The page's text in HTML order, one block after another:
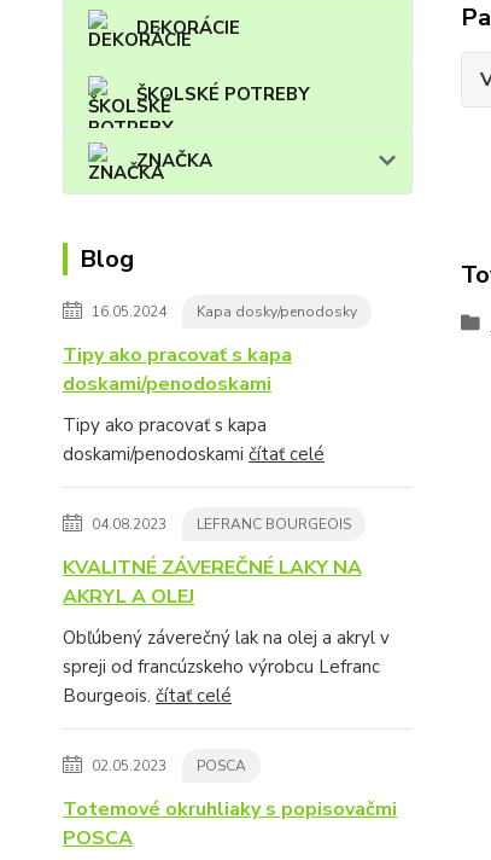
DEKORÁCIE
ŠKOLSKÉ POTREBY
ZNAČKA
Blog
16.05.2024 Kapa dosky/penodosky
Tipy ako pracovať s kapa
doskami/penodoskami
Tipy ako pracovať s kapa
doskami/penodoskami čítať celé
04.08.2023 LEFRANC BOURGEOIS
KVALITNÉ ZÁVEREČNÉ LAKY NA
AKRYL A OLEJ
Obľúbený záverečný lak na olej a akryl v
spreji od francúzskeho výrobcu Lefranc
Bourgeois. čítať celé
02.05.2023 POSCA
Totemové okruhliaky s popisovačmi
POSCA